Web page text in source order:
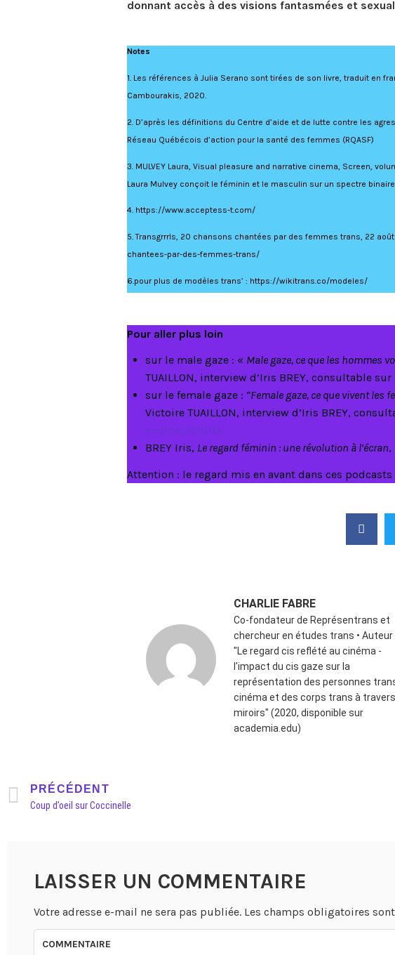
donnant accès à des visions fantasmées et
Notes
1. Les références à Julia Serano sont tirées de son livre, traduit en
Cambourakis, 2020.
2. D’après les définitions du Centre d’aide et de lutte contre les
Réseau Québécois d’action pour la santé des femmes (RQASF)
3. MULVEY Laura, Visual pleasure and narrative cinema, Screen,
Laura Mulvey conçoit le féminin et le masculin sur un spectre
4. https://www.acceptess-t.com/
5. Transgrrrls, 20 chansons chantées par des femmes trans, 22
chantees-par-des-femmes-trans/
6.pour plus de modèles trans’ : https://wikitrans.co/modeles/
Pour aller plus loin
sur le male gaze : « Male gaze, ce que les hommes
TUAILLON, interview d’Iris BREY, consultable sur
sur le female gaze : “Female gaze, ce que vivent les
Victoire TUAILLON, interview d’Iris BREY,
v=qIbepR7G1tA
BREY Iris, Le regard féminin : une révolution à l’écran,
Attention : le regard mis en avant dans ces
CHARLIE FABRE
Co-fondateur de Représentrans et
chercheur en études trans • Auteur
"Le regard cis reflété au cinéma -
l'impact du cis gaze sur la
représentation des personnes
cinéma et des corps trans à
miroirs" (2020, disponible sur
academia.edu)
PRÉCÉDENT
Coup d’oeil sur Coccinelle
LAISSER UN COMMENTAIRE
Votre adresse e-mail ne sera pas publiée. Les champs obligatoires
COMMENTAIRE